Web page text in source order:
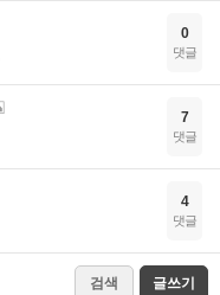
0
댓글
7
댓글
4
댓글
검색 글쓰기